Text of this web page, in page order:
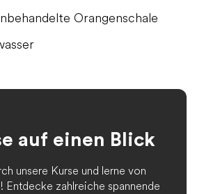
Orangenschale
auf einen Blick
unsere Kurse und lerne von
Entdecke zahlreiche spannende